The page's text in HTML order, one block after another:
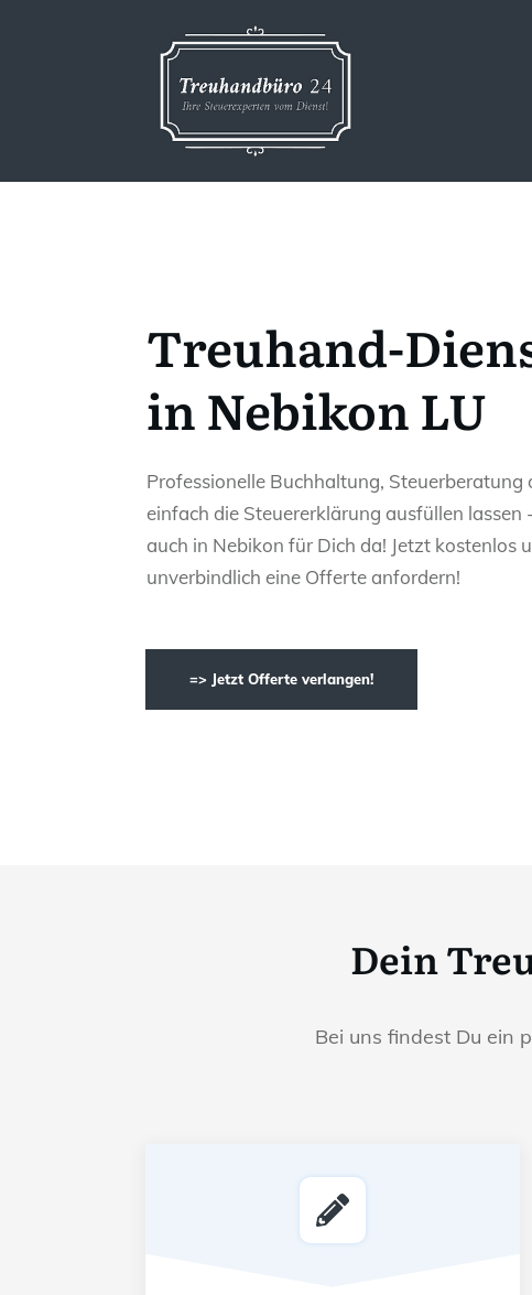
Treuhand-
in Nebikon LU
Professionelle Buchhaltung, Steuerberatung
einfach die Steuererklärung ausfüllen lassen
auch in Nebikon für Dich da! Jetzt kostenlos
unverbindlich eine Offerte anfordern!
=> Jetzt Offerte verlangen!
Dein
Bei uns findest Du ein